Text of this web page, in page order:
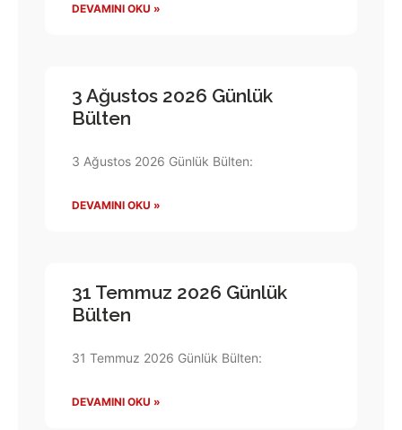
DEVAMINI OKU »
3 Ağustos 2026 Günlük
Bülten
3 Ağustos 2026 Günlük Bülten:
DEVAMINI OKU »
31 Temmuz 2026 Günlük
Bülten
31 Temmuz 2026 Günlük Bülten:
DEVAMINI OKU »